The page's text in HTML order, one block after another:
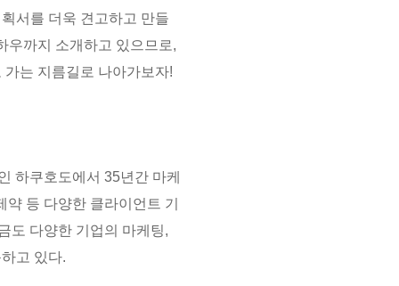
서를 더욱 견고하고 만들
우까지 소개하고 있으므로,
는 지름길로 나아가보자!
하쿠호도에서 35년간 마케
등 다양한 클라이언트 기
도 다양한 기업의 마케팅,
고 있다.